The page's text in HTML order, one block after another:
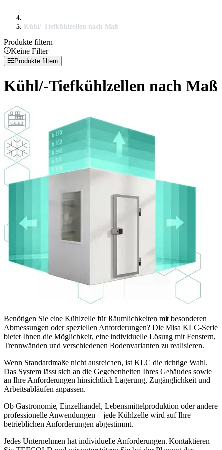
Kühl/-Tiefkühlzellen nach Maß
Produkte filtern
Keine Filter
Produkte filtern
Kühl/-Tiefkühlzellen nach Maß
Benötigen Sie eine Kühlzelle für Räumlichkeiten mit besonderen
Abmessungen oder speziellen Anforderungen? Die Misa KLC-Serie
bietet Ihnen die Möglichkeit, eine individuelle Lösung mit Fenstern,
Trennwänden und verschiedenen Bodenvarianten zu realisieren.
Wenn Standardmaße nicht ausreichen, ist KLC die richtige Wahl.
Das System lässt sich an die Gegebenheiten Ihres Gebäudes sowie
an Ihre Anforderungen hinsichtlich Lagerung, Zugänglichkeit und
Arbeitsabläufen anpassen.
Ob Gastronomie, Einzelhandel, Lebensmittelproduktion oder andere
professionelle Anwendungen – jede Kühlzelle wird auf Ihre
betrieblichen Anforderungen abgestimmt.
Jedes Unternehmen hat individuelle Anforderungen. Kontaktieren